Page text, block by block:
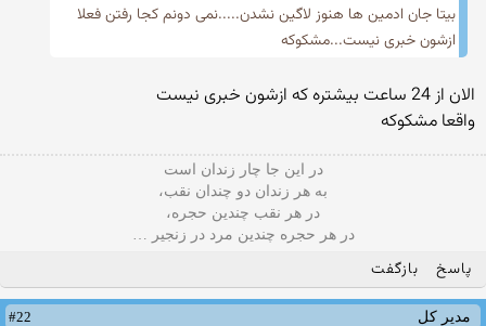
بیتا جان ادمین ها هنوز لاگین نشدن.....نمی دونم كجا رفتن فعلا
ازشون خبری نیست...مشكوكه
الان از 24 ساعت بیشتره كه ازشون خبری نیست
واقعا مشكوكه
در این جا چار زندان است
به هر زندان دو چندان نقب،
در هر نقب چندین حجره،
در هر حجره چندین مرد در زنجیر …
پاسخ بازگفت
مدیر کل
#22